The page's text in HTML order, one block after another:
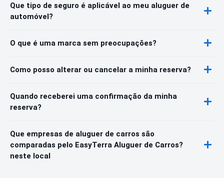
Que tipo de seguro é aplicável ao meu aluguer de
automóvel?
O que é uma marca sem preocupações?
Como posso alterar ou cancelar a minha reserva?
Quando receberei uma confirmação da minha
reserva?
Que empresas de aluguer de carros são
comparadas pelo EasyTerra Aluguer de Carros?
neste local